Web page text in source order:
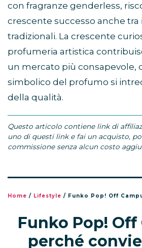
con fragranze genderless,
crescente successo anche
tradizionali. La crescente
profumeria artistica
un mercato più consapevole,
simbolico del profumo si
della qualità.
Questo articolo contiene link di
uno di questi link e fai un acquisto,
commissione senza alcun costo
Home / Lifestyle / Funko Pop! Off Campus: perché conviene
Funko Pop! Off
perché